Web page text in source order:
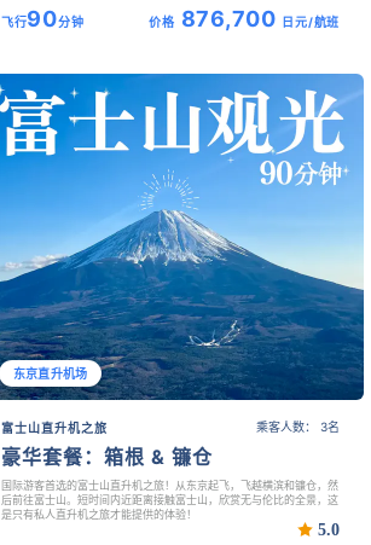
飞行90分钟 价格 876,700 日元/航班
东京直升机场
乘客人数： 3名
富士山直升机之旅
豪华套餐：箱根 & 镰仓
国际游客首选的富士山直升机之旅！从东京起飞，飞越横滨和镰仓，然
后前往富士山。短时间内近距离接触富士山，欣赏无与伦比的全景，这
是只有私人直升机之旅才能提供的体验！
5.0